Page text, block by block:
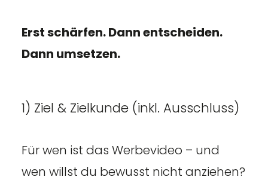
Erst schärfen. Dann entscheiden.
Dann umsetzen.
1) Ziel & Zielkunde (inkl. Ausschluss)
Für wen ist das Werbevideo – und
wen willst du bewusst nicht anziehen?